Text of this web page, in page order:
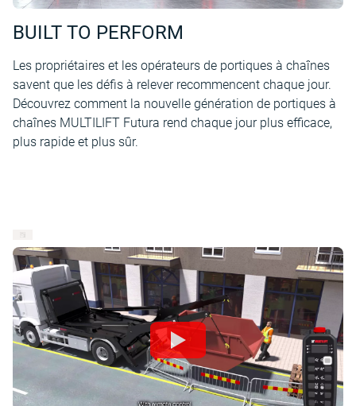
BUILT TO PERFORM
Les propriétaires et les opérateurs de portiques à chaînes
savent que les défis à relever recommencent chaque jour.
Découvrez comment la nouvelle génération de portiques à
chaînes MULTILIFT Futura rend chaque jour plus efficace,
plus rapide et plus sûr.